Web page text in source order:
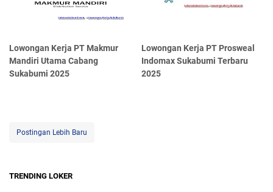
Lowongan Kerja PT Makmur
Mandiri Utama Cabang
Sukabumi 2025
Lowongan Kerja PT Prosweal
Indomax Sukabumi Terbaru
2025
Postingan Lebih Baru
TRENDING LOKER